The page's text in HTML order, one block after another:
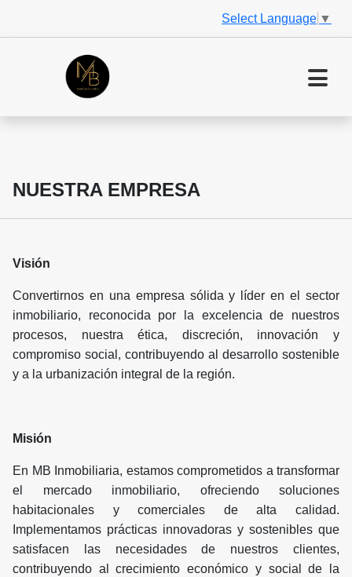
Select Language ▼
NUESTRA EMPRESA
Visión
Convertirnos en una empresa sólida y líder en el sector
inmobiliario, reconocida por la excelencia de nuestros
procesos, nuestra ética, discreción, innovación y
compromiso social, contribuyendo al desarrollo sostenible
y a la urbanización integral de la región.
Misión
En MB Inmobiliaria, estamos comprometidos a transformar
el mercado inmobiliario, ofreciendo soluciones
habitacionales y comerciales de alta calidad.
Implementamos prácticas innovadoras y sostenibles que
satisfacen las necesidades de nuestros clientes,
contribuyendo al crecimiento económico y social de la